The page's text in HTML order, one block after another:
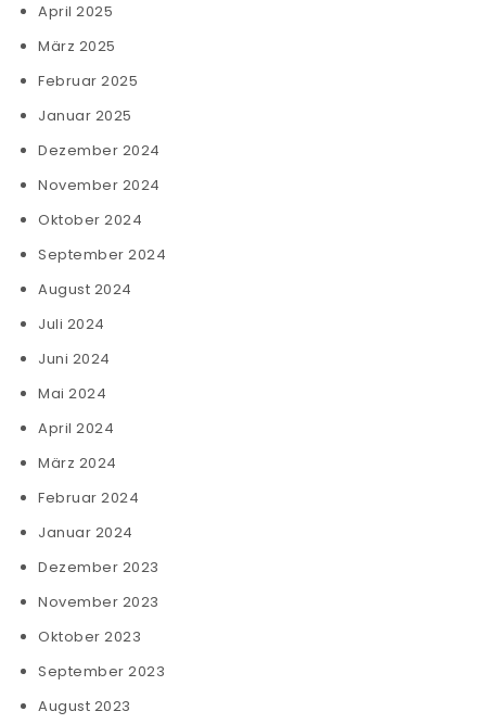
April 2025
März 2025
Februar 2025
Januar 2025
Dezember 2024
November 2024
Oktober 2024
September 2024
August 2024
Juli 2024
Juni 2024
Mai 2024
April 2024
März 2024
Februar 2024
Januar 2024
Dezember 2023
November 2023
Oktober 2023
September 2023
August 2023